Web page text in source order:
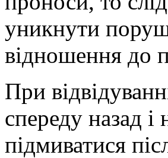
уникнути
відношення до
При
спереду назад
підмиватися